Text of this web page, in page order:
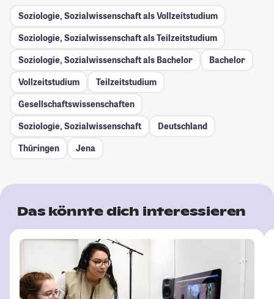
Soziologie, Sozialwissenschaft als Vollzeitstudium
Soziologie, Sozialwissenschaft als Teilzeitstudium
Soziologie, Sozialwissenschaft als Bachelor
Bachelor
Vollzeitstudium
Teilzeitstudium
Gesellschafts­wissenschaften
Soziologie, Sozialwissenschaft
Deutschland
Thüringen
Jena
Das könnte dich interessieren